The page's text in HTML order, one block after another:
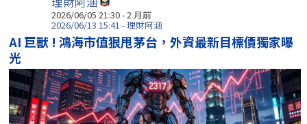
2026/06/05 21:30 - 2 月前
2026/06/13 15:41 - 理財阿涵
AI 巨獸 ! 鴻海市值狠甩茅台，外資最新目標價獨家曝
光